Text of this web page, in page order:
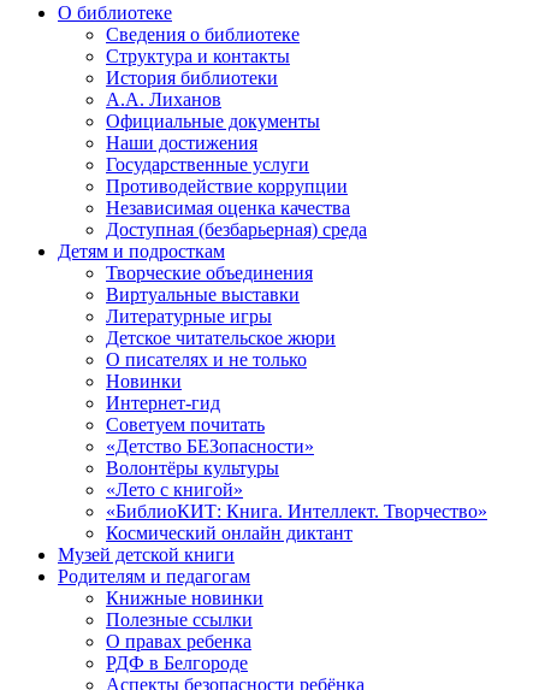
О библиотеке
Сведения о библиотеке
Структура и контакты
История библиотеки
А.А. Лиханов
Официальные документы
Наши достижения
Государственные услуги
Противодействие коррупции
Независимая оценка качества
Доступная (безбарьерная) среда
Детям и подросткам
Творческие объединения
Виртуальные выставки
Литературные игры
Детское читательское жюри
О писателях и не только
Новинки
Интернет-гид
Советуем почитать
«Детство БЕЗопасности»
Волонтёры культуры
«Лето с книгой»
«БиблиоКИТ: Книга. Интеллект. Творчество»
Космический онлайн диктант
Музей детской книги
Родителям и педагогам
Книжные новинки
Полезные ссылки
О правах ребенка
РДФ в Белгороде
Аспекты безопасности ребёнка